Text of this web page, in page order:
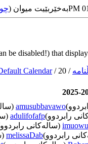
به‌خێربێیت میوان (
disabled!) that
/
Calendar / 20 كانوونی دووه‌م 2025
amusubbavawo
رابردوو)adulifofafp
(ساله‌كانی
رابردوو)melissaDab